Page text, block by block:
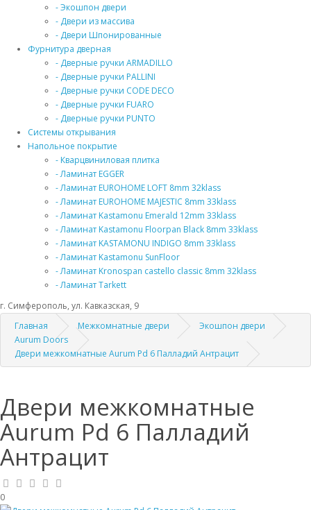
- Экошпон двери
- Двери из массива
- Двери Шпонированные
Фурнитура дверная
- Дверные ручки ARMADILLO
- Дверные ручки PALLINI
- Дверные ручки CODE DECO
- Дверные ручки FUARO
- Дверные ручки PUNTO
Системы открывания
Напольное покрытие
- Кварцвиниловая плитка
- Ламинат EGGER
- Ламинат EUROHOME LOFT 8mm 32klass
- Ламинат EUROHOME MAJESTIC 8mm 33klass
- Ламинат Kastamonu Emerald 12mm 33klass
- Ламинат Kastamonu Floorpan Black 8mm 33klass
- Ламинат KASTAMONU INDIGO 8mm 33klass
- Ламинат Kastamonu SunFloor
- Ламинат Kronospan castello classic 8mm 32klass
- Ламинат Tarkett
г. Симферополь, ул. Кавказская, 9
Главная
Межкомнатные двери
Экошпон двери
Aurum Doors
Двери межкомнатные Aurum Pd 6 Палладий Антрацит
Двери межкомнатные
Aurum Pd 6 Палладий
Антрацит
0